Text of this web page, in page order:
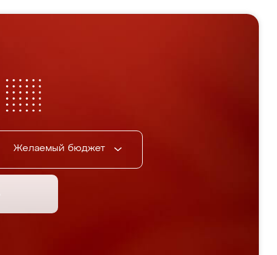
Желаемый бюджет